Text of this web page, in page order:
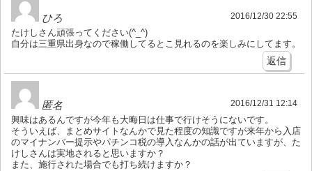
ひろ 2016/12/30 22:55
たけしさん頑張ってください(^_^)
自分は三重県出身なので稼働してるとこ見れるのを楽しみにしてます。
返信
匿名 2016/12/31 12:14
興味はあるんですが今年も大晦日は仕事で行けそうにないです。
そういえば、まとめサイトなんかで見た程度の知識ですが来年から入店
のマイナンバー提示やパチンコ税の導入なんかの話が出ていますが、た
けしさんは実地されると思いますか？
また、施行された場合でも打ち続けますか？